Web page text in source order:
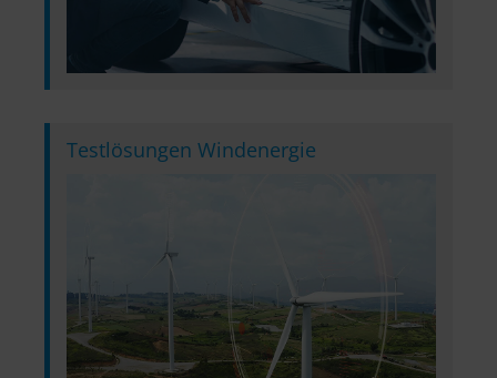
Testlösungen Windenergie